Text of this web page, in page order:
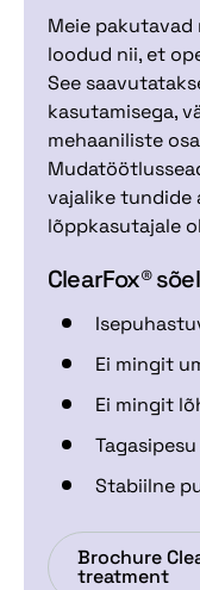
Meie
loodud nii, et
See
kasutamisega,
mehaaniliste
vajalike tundide
lõppkasutajale
ClearFox®
Ei mingit
Ei mingit
Stabiilne
Brochure
treatment